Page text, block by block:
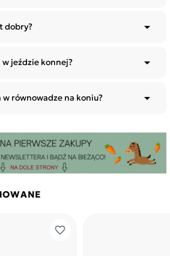
dobry? 
w jeździe konnej? 
w równowadze na koniu? 
favorite_border